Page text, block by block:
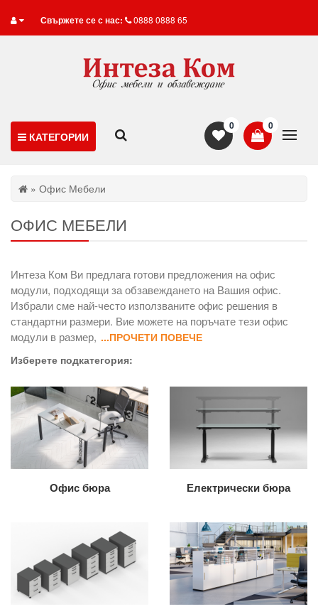
Свържете се с нас: 0888 0888 65
КАТЕГОРИИ
0
0
» Офис Мебели
ОФИС МЕБЕЛИ
Интеза Ком Ви предлага готови предложения на офис
модули, подходящи за обзавеждането на Вашия офис.
Избрали сме най-често използваните офис решения в
стандартни размери. Вие можете на поръчате тези офис
модули в размер, ...ПРОЧЕТИ ПОВЕЧЕ
Изберете подкатегория:
Офис бюра Електрически бюра